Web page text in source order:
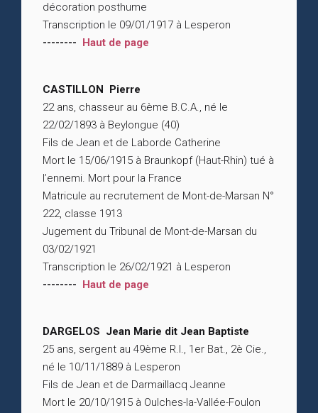
décoration posthume
Transcription le 09/01/1917 à Lesperon
-------- Haut de page
CASTILLON Pierre
22 ans, chasseur au 6ème B.C.A., né le
22/02/1893 à Beylongue (40)
Fils de Jean et de Laborde Catherine
Mort le 15/06/1915 à Braunkopf (Haut-Rhin) tué à
l’ennemi. Mort pour la France
Matricule au recrutement de Mont-de-Marsan N°
222, classe 1913
Jugement du Tribunal de Mont-de-Marsan du
03/02/1921
Transcription le 26/02/1921 à Lesperon
-------- Haut de page
DARGELOS Jean Marie dit Jean Baptiste
25 ans, sergent au 49ème R.I., 1er Bat., 2è Cie.,
né le 10/11/1889 à Lesperon
Fils de Jean et de Darmaillacq Jeanne
Mort le 20/10/1915 à Oulches-la-Vallée-Foulon